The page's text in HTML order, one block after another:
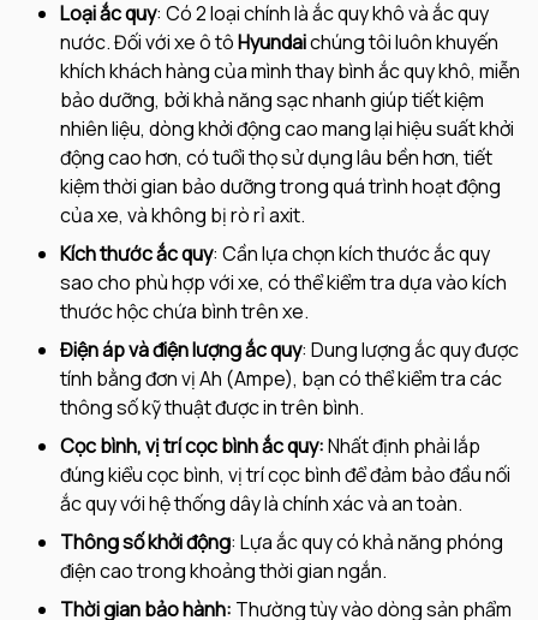
Loại ắc quy: Có 2 loại chính là ắc quy khô và ắc quy
nước. Đối với xe ô tôHyundaichúng tôi luôn khuyến
khích khách hàng của mình thay bình ắc quy khô, miễn
bảo dưỡng, bởi khả năng sạc nhanh giúp tiết kiệm
nhiên liệu, dòng khởi động cao mang lại hiệu suất khởi
động cao hơn, có tuổi thọ sử dụng lâu bền hơn, tiết
kiệm thời gian bảo dưỡng trong quá trình hoạt động
của xe, và không bị rò rỉ axit.
Kích thước ắc quy: Cần lựa chọn kích thước ắc quy
sao cho phù hợp với xe, có thể kiểm tra dựa vào kích
thước hộc chứa bình trên xe.
Điện áp và điện lượng ắc quy: Dung lượng ắc quy được
tính bằng đơn vị Ah (Ampe), bạn có thể kiểm tra các
thông số kỹ thuật được in trên bình.
Cọc bình, vị trí cọc bình ắc quy:Nhất định phải lắp
đúng kiểu cọc bình, vị trí cọc bình để đảm bảo đầu nối
ắc quy với hệ thống dây là chính xác và an toàn.
Thông số khởi động: Lựa ắc quy có khả năng phóng
điện cao trong khoảng thời gian ngắn.
Thời gian bảo hành: Thường tùy vào dòng sản phẩm